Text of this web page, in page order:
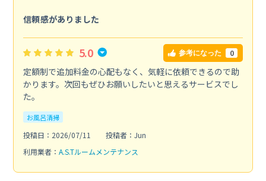
信頼感がありました
5.0 参考になった 0
定額制で追加料金の心配もなく、気軽に依頼できるので助
かります。次回もぜひお願いしたいと思えるサービスでし
た。
お風呂清掃
投稿日：2026/07/11
投稿者：Jun
利用業者： A.S.Tルームメンテナンス